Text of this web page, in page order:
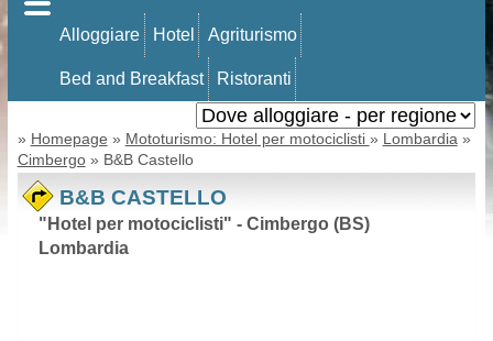
Alloggiare Hotel Agriturismo
Bed and Breakfast Ristoranti
» Homepage » Mototurismo: Hotel per motociclisti » Lombardia »
Cimbergo» B&B Castello
B&B CASTELLO
"Hotel per motociclisti" - Cimbergo (BS)
Lombardia